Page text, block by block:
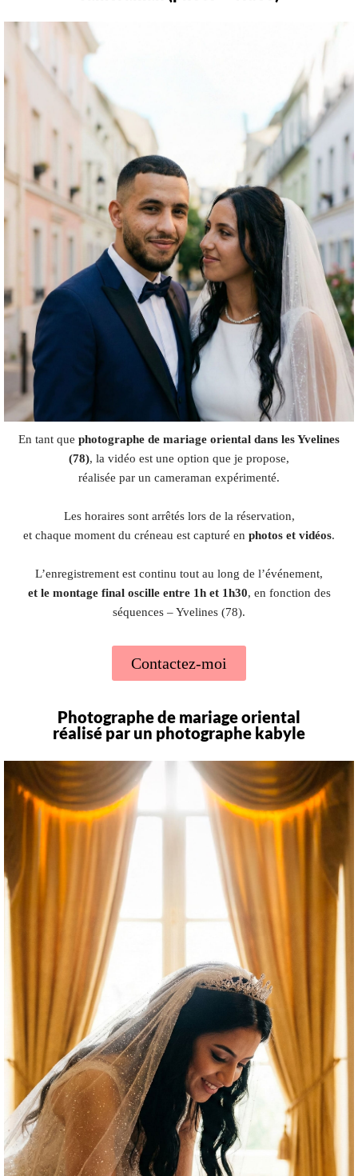
En tant que photographe de mariage oriental dans les Yvelines
(78), la vidéo est une option que je propose,
réalisée par un cameraman expérimenté.
Les horaires sont arrêtés lors de la réservation,
et chaque moment du créneau est capturé en photos et vidéos.
L’enregistrement est continu tout au long de l’événement,
et le montage final oscille entre 1h et 1h30, en fonction des
séquences – Yvelines (78).
Contactez-moi
Photographe de mariage oriental
réalisé par un photographe kabyle